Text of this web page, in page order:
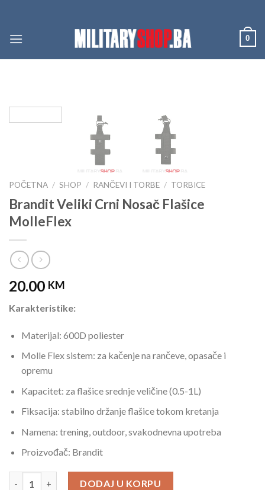
content
0
POČETNA / SHOP / RANČEVI I TORBE / TORBICE
Brandit Veliki Crni Nosač Flašice
MolleFlex
20.00 KM
Karakteristike:
Materijal: 600D poliester
Molle Flex sistem: za kačenje na rančeve, opasače i
opremu
Kapacitet: za flašice srednje veličine (0.5-1L)
Fiksacija: stabilno držanje flašice tokom kretanja
Namena: trening, outdoor, svakodnevna upotreba
Proizvođač: Brandit
DODAJ U KORPU